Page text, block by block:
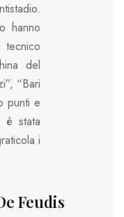
hanno
tecnico
del
“Bari
punti e
è stata
i
Feudis